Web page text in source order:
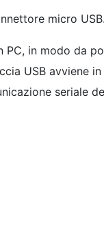
micro USB.
PC, in modo da
USB avviene
seriale